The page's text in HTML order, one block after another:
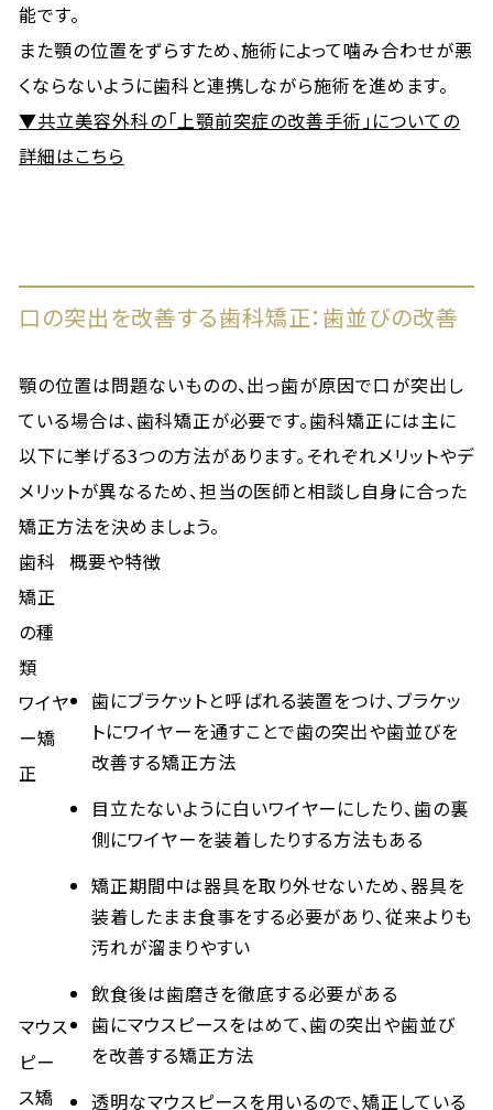
能です。
また顎の位置をずらすため、施術によって噛み合わせが悪
くならないように歯科と連携しながら施術を進めます。
▼共立美容外科の「上顎前突症の改善手術」についての
詳細はこちら
口の突出を改善する歯科矯正：歯並びの改善
顎の位置は問題ないものの、出っ歯が原因で口が突出し
ている場合は、歯科矯正が必要です。歯科矯正には主に
以下に挙げる3つの方法があります。それぞれメリットやデ
メリットが異なるため、担当の医師と相談し自身に合った
矯正方法を決めましょう。
歯科
矯正
の種
類
概要や特徴
ワイヤ
ー矯
正
歯にブラケットと呼ばれる装置をつけ、ブラケッ
トにワイヤーを通すことで歯の突出や歯並びを
改善する矯正方法
目立たないように白いワイヤーにしたり、歯の裏
側にワイヤーを装着したりする方法もある
矯正期間中は器具を取り外せないため、器具を
装着したまま食事をする必要があり、従来よりも
汚れが溜まりやすい
飲食後は歯磨きを徹底する必要がある
マウス
ピー
ス矯
歯にマウスピースをはめて、歯の突出や歯並び
を改善する矯正方法
透明なマウスピースを用いるので、矯正している